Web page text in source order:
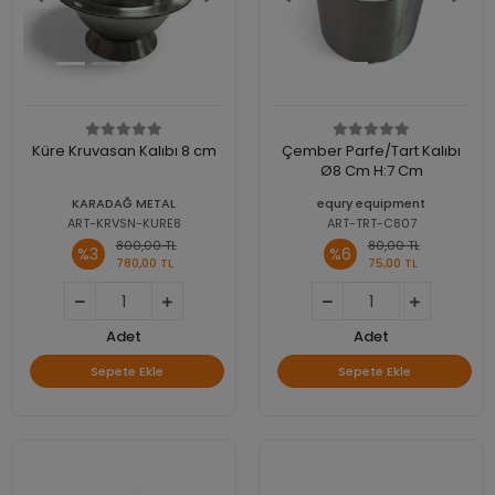
Küre Kruvasan Kalıbı 8 cm
KARADAĞ METAL
ART-KRVSN-KURE8
%3
800,00 TL
780,00 TL
Adet
Sepete Ekle
Çember Parfe/Tart Kalıbı
Ø8 Cm H:7 Cm
equry equipment
ART-TRT-C807
%6
80,00 TL
75,00 TL
Adet
Sepete Ekle